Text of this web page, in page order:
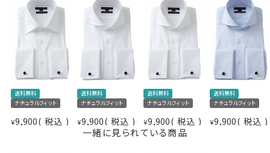
綿100％かつ120番手双糸の高番手(細い糸)を使用して
いる素材の特性上、洗濯後にしわが残るのは致し方あり
ません。
しかしながら、この生地には綿特有のソフト感や素材感
をいかした上でイージーケア加工を施してあるのでアイ
ロンがけが非常に楽！
アイロンが滑るようにかかり、シワを伸ばしやすくなりま
す。
番手双糸の高番手生地は、あえて別注して加工しないと
存在しない希少性の高いozieのオリジナル生地です。
仕様表
素材
綿100％（120番手双糸）
プレミアムコットン＝GIZA
イージーケア
ロイヤルオックスフォード
送料無料
ナチュラルフィット
¥9,900 税込
送料無料
ナチュラルフィット
¥9,900 税込
送料無料
ナチュラルフィット
¥9,900 税込
送料無料
ナチュラルフィット
¥9,900 税込
一緒に見られている商品